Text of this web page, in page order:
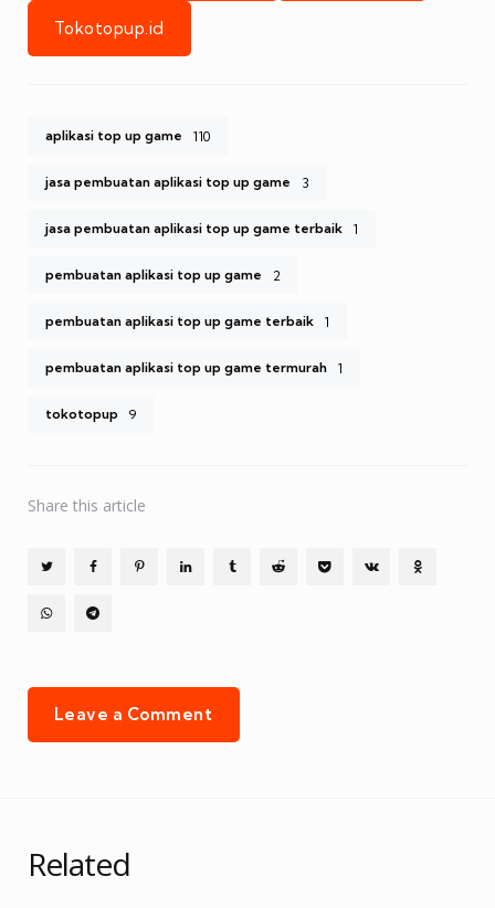
Tokotopup.id
aplikasi top up game 110
jasa pembuatan aplikasi top up game 3
jasa pembuatan aplikasi top up game terbaik 1
pembuatan aplikasi top up game 2
pembuatan aplikasi top up game terbaik 1
pembuatan aplikasi top up game termurah 1
tokotopup 9
Share this article
Leave a Comment
Related